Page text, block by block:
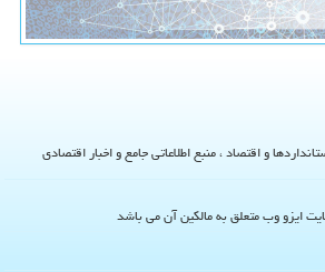
و اقتصاد ، منبع اطلاعاتی جامع و اخبار اقتصادی